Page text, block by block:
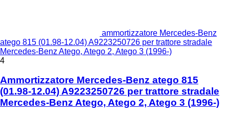
ammortizzatore Mercedes-Benz
atego 815 (01.98-12.04) A9223250726 per trattore stradale
Mercedes-Benz Atego, Atego 2, Atego 3 (1996-)
4
Ammortizzatore Mercedes-Benz atego 815
(01.98-12.04) A9223250726 per trattore stradale
Mercedes-Benz Atego, Atego 2, Atego 3 (1996-)